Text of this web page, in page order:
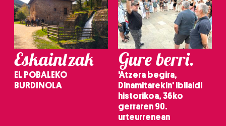
Eskaintzak
EL POBALEKO
BURDINOLA
Gure berri.
'Atzera begira,
Dinamitarekin' ibilaldi
historikoa, 36ko
gerraren 90.
urteurrenean